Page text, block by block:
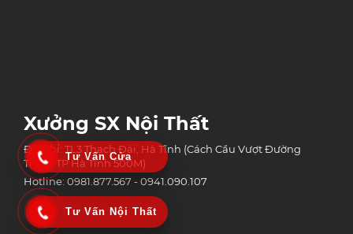
Xưởng SX Nội Thất
Địa chỉ: TL3 Thạch Đài, Hà Tĩnh (Cách Cầu Vượt Đường
Tránh TP Hà Tĩnh 500M)
Hotline: 0981.877.567 - 0941.090.107
Tư Vấn Cửa
Tư Vấn Nội Thất